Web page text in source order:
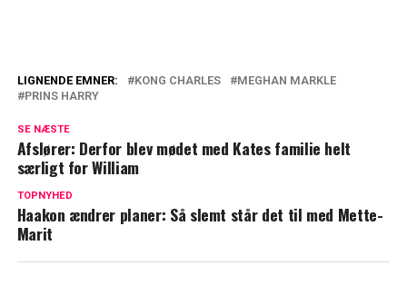
Svær tid for prins Harry: Ikke inviteret til
Kilder afslører: Kong Charles er desperat
LIGNENDE EMNER: KONG CHARLES
MEGHAN MARKLE
PRINS HARRY
SE NÆSTE
Afslører: Derfor blev mødet med Kates familie helt
særligt for William
TOPNYHED
Haakon ændrer planer: Så slemt står det til med Mette-
Marit